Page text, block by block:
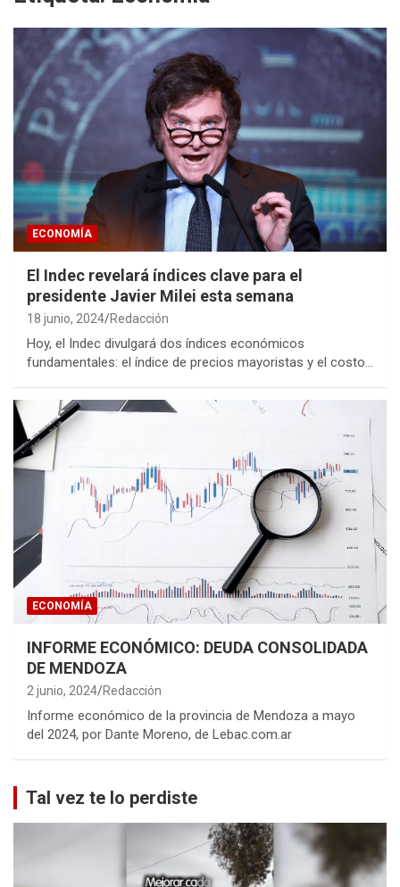
ECONOMÍA
El Indec revelará índices clave para el
presidente Javier Milei esta semana
18 junio, 2024 Redacción
Hoy, el Indec divulgará dos índices económicos
fundamentales: el índice de precios mayoristas y el costo…
ECONOMÍA
INFORME ECONÓMICO: DEUDA CONSOLIDADA
DE MENDOZA
2 junio, 2024 Redacción
Informe económico de la provincia de Mendoza a mayo
del 2024, por Dante Moreno, de Lebac.com.ar
Tal vez te lo perdiste